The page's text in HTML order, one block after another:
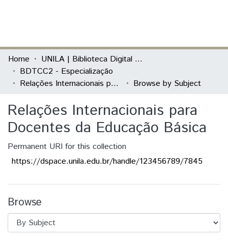
Communities & Collections
All of DSpace
Home
UNILA | Biblioteca Digital de Trabalhos de Conclusão de Curso
BDTCC2 - Especialização
Relações Internacionais para Docentes da Educação Básica
Browse by Subject
Relações Internacionais para
Docentes da Educação Básica
Permanent URI for this collection
https://dspace.unila.edu.br/handle/123456789/7845
Browse